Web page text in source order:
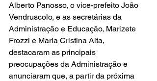
Alberto Panosso, o vice-prefeito João
Vendruscolo, e as secretárias da
Administração e Educação, Marizete
Frozzi e Maria Cristina Aita,
destacaram as principais
preocupações da Administração e
anunciaram que, a partir da próxima